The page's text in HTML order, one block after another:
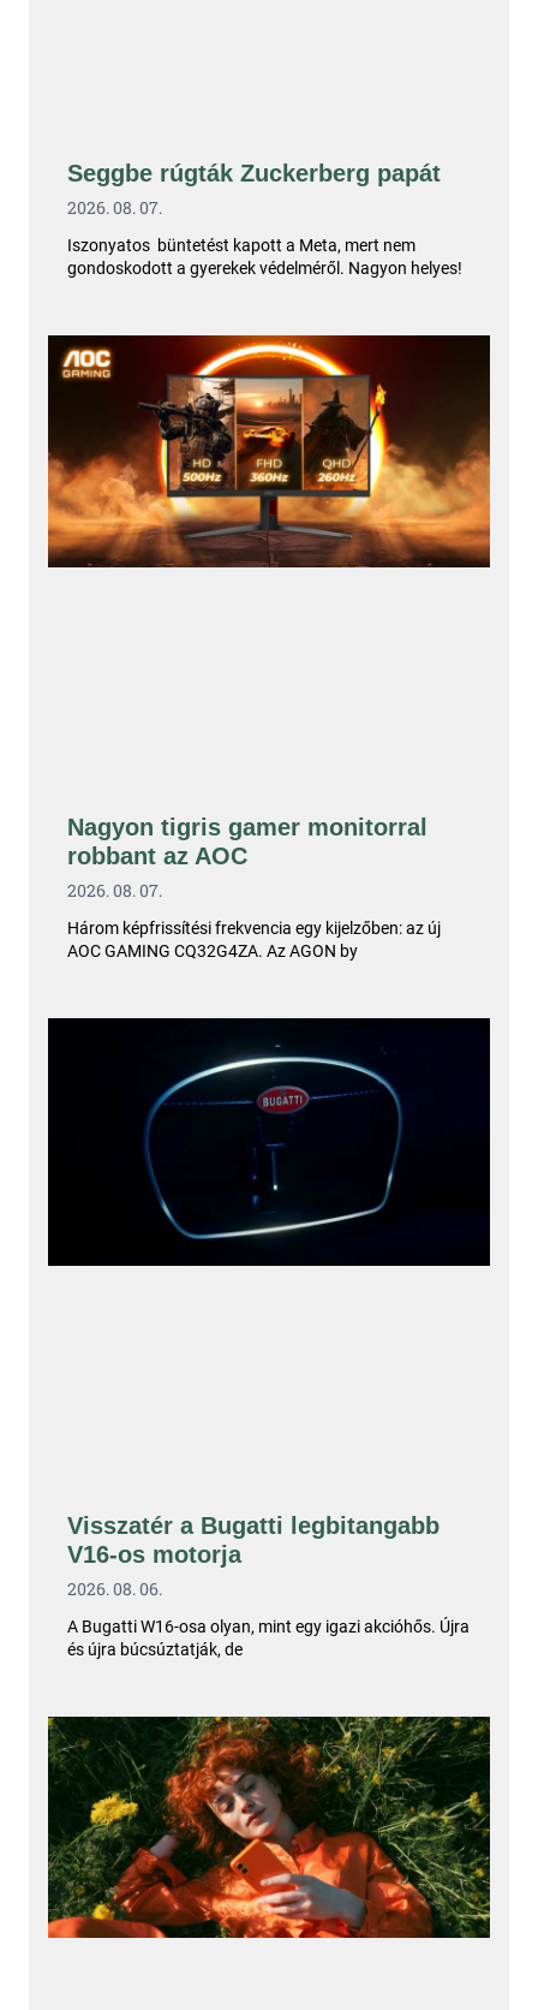
Seggbe rúgták Zuckerberg papát
2026. 08. 07.
Iszonyatos büntetést kapott a Meta, mert nem
gondoskodott a gyerekek védelméről. Nagyon helyes!
Nagyon tigris gamer monitorral
robbant az AOC
2026. 08. 07.
Három képfrissítési frekvencia egy kijelzőben: az új
AOC GAMING CQ32G4ZA. Az AGON by
Visszatér a Bugatti legbitangabb
V16-os motorja
2026. 08. 06.
A Bugatti W16-osa olyan, mint egy igazi akcióhős. Újra
és újra búcsúztatják, de